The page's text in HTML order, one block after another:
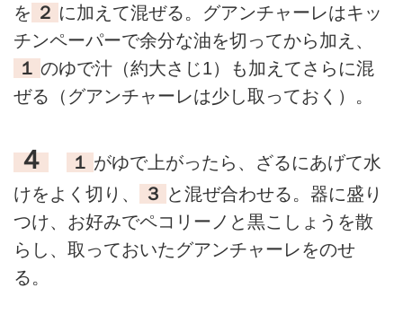
を ２ に加えて混ぜる。グアンチャーレはキッ
チンペーパーで余分な油を切ってから加え、
１ のゆで汁（約大さじ1）も加えてさらに混
ぜる（グアンチャーレは少し取っておく）。
４ １ がゆで上がったら、ざるにあげて水
けをよく切り、
３ と混ぜ合わせる。器に盛り
つけ、お好みでペコリーノと黒こしょうを散
らし、取っておいたグアンチャーレをのせ
る。